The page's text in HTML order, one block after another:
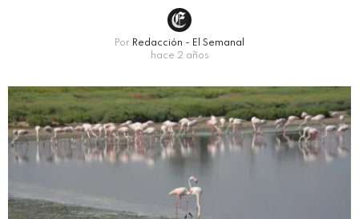
Por Redacción - El Semanal
hace 2 años